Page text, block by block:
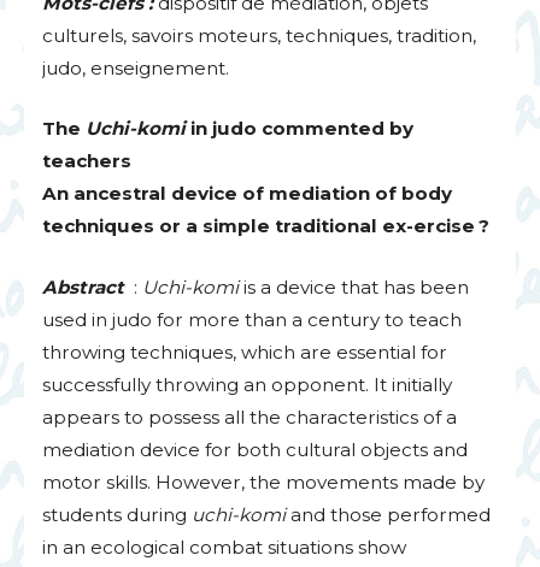
culturels, savoirs moteurs, techniques, tradition,
judo, enseignement.
The Uchi-komiin judo commented by
teachers
An ancestral device of mediation of body
techniques or a simple traditional ex-ercise ?
Abstract : Uchi-komiis a device that has been
used in judo for more than a century to teach
throwing techniques, which are essential for
successfully throwing an opponent. It initially
appears to possess all the characteristics of a
mediation device for both cultural objects and
motor skills. However, the movements made by
students during uchi-komiand those performed
in an ecological combat situations show